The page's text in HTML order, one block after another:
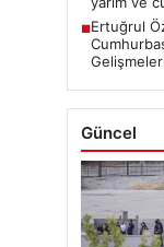
■Ertuğrul
Güncel